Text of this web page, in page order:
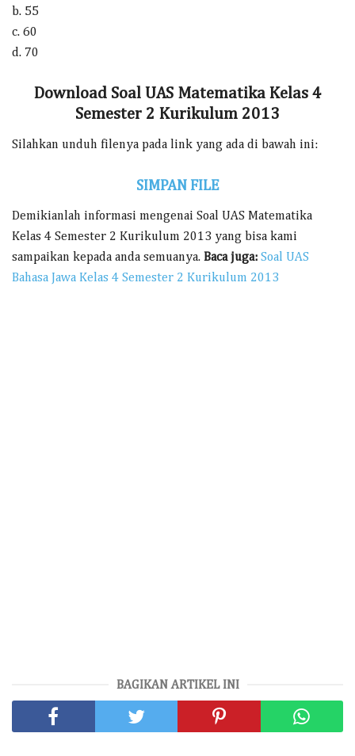
b. 55
c. 60
d. 70
Download Soal UAS Matematika Kelas 4
Semester 2 Kurikulum 2013
Silahkan unduh filenya pada link yang ada di bawah ini:
SIMPAN FILE
Demikianlah informasi mengenai Soal UAS Matematika
Kelas 4 Semester 2 Kurikulum 2013 yang bisa kami
sampaikan kepada anda semuanya. Baca juga: Soal UAS
Bahasa Jawa Kelas 4 Semester 2 Kurikulum 2013
BAGIKAN ARTIKEL INI